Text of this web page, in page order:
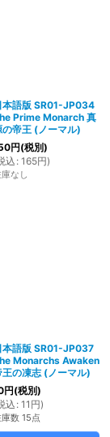
本語版 SR01-JP034
Prime Monarch 真
の帝王 (ノーマル)
円(税別)
込 : 165円)
なし
本語版 SR01-JP037
Monarchs Awaken
王の凍志 (ノーマル)
円(税別)
込 : 11 円)
数 15点